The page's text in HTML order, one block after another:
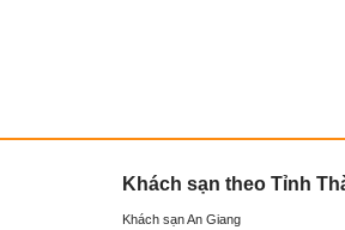
Khách sạn theo Tỉnh
Khách sạn An Giang